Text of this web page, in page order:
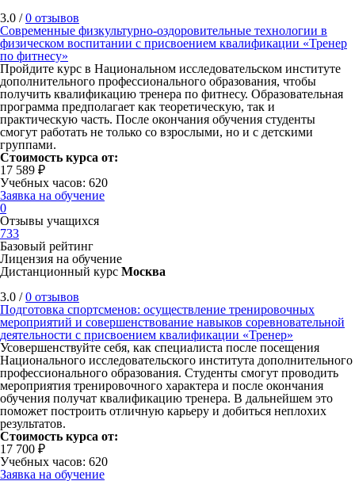
3.0 /0 отзывов
Современные физкультурно-оздоровительные технологии в
физическом воспитании с присвоением квалификации «Тренер
по фитнесу»
Пройдите курс в Национальном исследовательском институте
дополнительного профессионального образования, чтобы
получить квалификацию тренера по фитнесу. Образовательная
программа предполагает как теоретическую, так и
практическую часть. После окончания обучения студенты
смогут работать не только со взрослыми, но и с детскими
группами.
Стоимость курса от:
17 589 ₽
Учебных часов: 620
Заявка на обучение
0
Отзывы учащихся
733
Базовый рейтинг
Лицензия на обучение
Дистанционный курс Москва
3.0 /0 отзывов
Подготовка спортсменов: осуществление тренировочных
мероприятий и совершенствование навыков соревновательной
деятельности с присвоением квалификации «Тренер»
Усовершенствуйте себя, как специалиста после посещения
Национального исследовательского института дополнительного
профессионального образования. Студенты смогут проводить
мероприятия тренировочного характера и после окончания
обучения получат квалификацию тренера. В дальнейшем это
поможет построить отличную карьеру и добиться неплохих
результатов.
Стоимость курса от:
17 700 ₽
Учебных часов: 620
Заявка на обучение